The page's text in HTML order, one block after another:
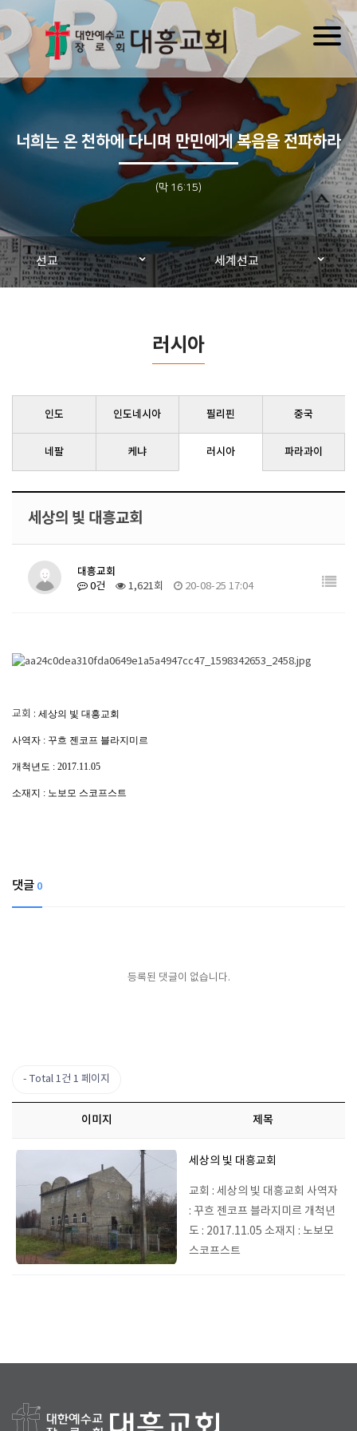
너희는 온 천하에 다니며 만민에게 복음을 전파하라
(막 16:15)
선교 세계선교
러시아
인도 인도네시아 필리핀 중국
네팔 케냐 러시아 파라과이
세상의 빛 대흥교회
대흥교회
0건 1,621회 20-08-25 17:04
교회 : 세상의 빛 대흥교회
사역자 : 꾸흐 젠코프 블라지미르
개척년도 : 2017.11.05
소재지 : 노보모 스코프스트
댓글 0
등록된 댓글이 없습니다.
Total 1건 1 페이지
이미지 제목
세상의 빛 대흥교회
교회 : 세상의 빛 대흥교회 사역자
: 꾸흐 젠코프 블라지미르 개척년
도 : 2017.11.05 소재지 : 노보모
스코프스트